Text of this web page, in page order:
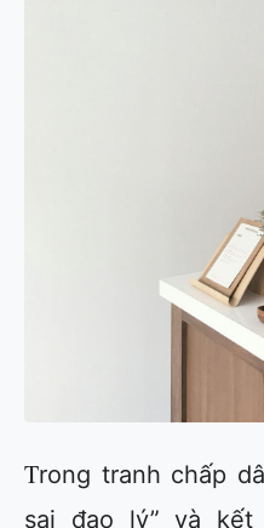
Trong tranh chấp dân sự, cảm giác “đúng
sai đạo lý” và